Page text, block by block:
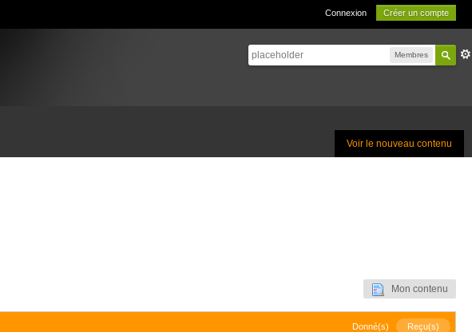
Connexion Créer un compte
Membres
Voir le nouveau contenu
Mon contenu
Donné(s) Reçu(s)